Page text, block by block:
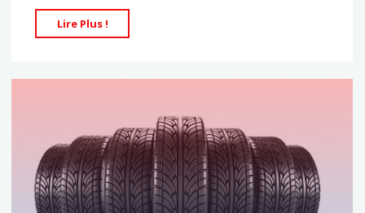
Lire Plus !
choisir
le
essence
et
celui
diesel"